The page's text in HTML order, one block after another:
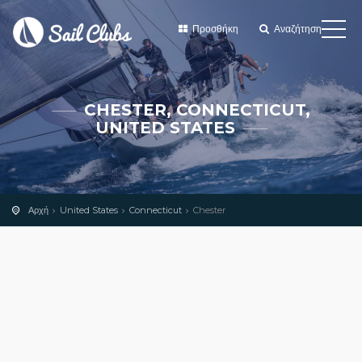
Προσθήκη Αναζήτηση
CHESTER, CONNECTICUT,
UNITED STATES
Αρχή United States Connecticut Chester